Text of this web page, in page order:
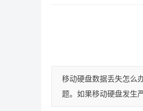
移动硬盘数据丢失怎么
题。如果移动硬盘发生